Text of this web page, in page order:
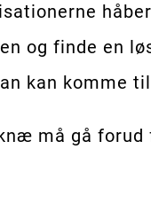
og finde en
kan komme
må gå